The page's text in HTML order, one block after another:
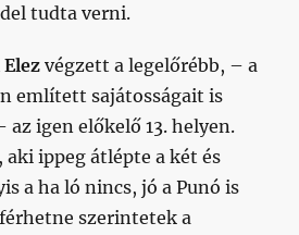
tudta verni.
Elez végzett a legelőrébb, – a
említett sajátosságait is
az igen előkelő 13. helyen.
, aki ippeg átlépte a két és
a ha ló nincs, jó a Punó is
szerintetek a